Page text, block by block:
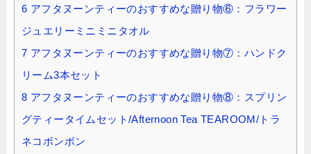
6 アフタヌーンティーのおすすめな贈り物⑥：フラワー
ジュエリーミニミニタオル
7 アフタヌーンティーのおすすめな贈り物⑦：ハンドク
リーム3本セット
8 アフタヌーンティーのおすすめな贈り物⑧：スプリン
グティータイムセット/Afternoon Tea TEAROOM/トラ
ネコボンボン